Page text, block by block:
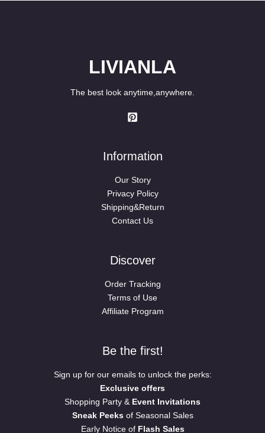
LIVIANLA
The best look anytime,anywhere.
Information
Our Story
Privacy Policy
Shipping&Return
Contact Us
Discover
Order Tracking
Terms of Use
Affiliate Program
Be the first!
Sign up for our emails to unlock the perks:
Exclusive offers
Shopping Party & Event Invitations
Sneak Peeksof Seasonal Sales
Early Notice of Flash Sales